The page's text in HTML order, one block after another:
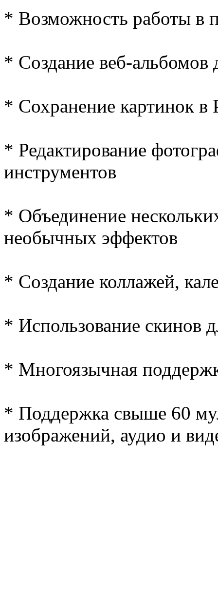
* Возможность работы в
* Создание веб-альбомов
* Сохранение картинок в
* Редактирование
инструментов
* Объединение
необычных эффектов
* Создание коллажей,
* Использование скинов
* Многоязычная
* Поддержка свыше 60
изображений, аудио и